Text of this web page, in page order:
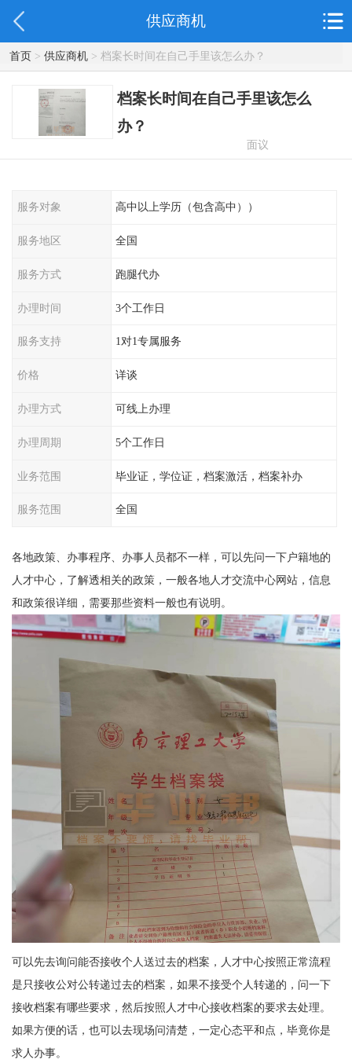
供应商机
首页> 供应商机> 档案长时间在自己手里该怎么办？
档案长时间在自己手里该怎么
办？
面议
服务对象 高中以上学历（包含高中））
服务地区 全国
服务方式 跑腿代办
办理时间 3个工作日
服务支持 1对1专属服务
价格 详谈
办理方式 可线上办理
办理周期 5个工作日
业务范围 毕业证，学位证，档案激活，档案补办
服务范围 全国
各地政策、办事程序、办事人员都不一样，可以先问一下户籍地的
人才中心，了解透相关的政策，一般各地人才交流中心网站，信息
和政策很详细，需要那些资料一般也有说明。
可以先去询问能否接收个人送过去的档案，人才中心按照正常流程
是只接收公对公转递过去的档案，如果不接受个人转递的，问一下
接收档案有哪些要求，然后按照人才中心接收档案的要求去处理。
如果方便的话，也可以去现场问清楚，一定心态平和点，毕竟你是
求人办事。